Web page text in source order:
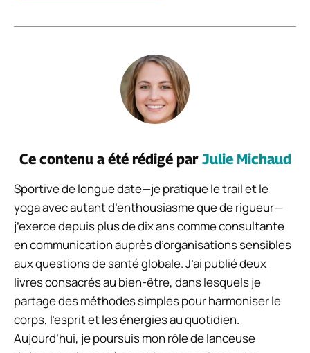
Ce contenu a été rédigé par Julie Michaud
Sportive de longue date—je pratique le trail et le
yoga avec autant d’enthousiasme que de rigueur—
j’exerce depuis plus de dix ans comme consultante
en communication auprès d’organisations sensibles
aux questions de santé globale. J’ai publié deux
livres consacrés au bien-être, dans lesquels je
partage des méthodes simples pour harmoniser le
corps, l’esprit et les énergies au quotidien.
Aujourd’hui, je poursuis mon rôle de lanceuse